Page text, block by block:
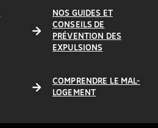
NOS GUIDES ET
CONSEILS DE
PRÉVENTION DES
EXPULSIONS
COMPRENDRE LE MAL-
LOGEMENT